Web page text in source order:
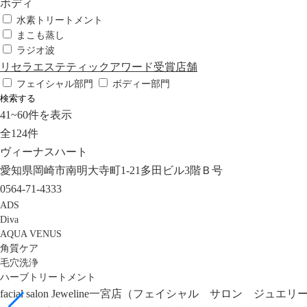
ボディ
水素トリートメント
まこも蒸し
ラジオ波
リセラエステティックアワード受賞店舗
フェイシャル部門
ボディー部門
検索する
41~60件を表示
全124件
ヴィーナスハート
愛知県岡崎市南明大寺町1-21多田ビル3階Ｂ号
0564-71-4333
ADS
Diva
AQUA VENUS
角質ケア
毛穴洗浄
ハーブトリートメント
facial salon Jeweline一宮店（フェイシャル サロン ジュエリ